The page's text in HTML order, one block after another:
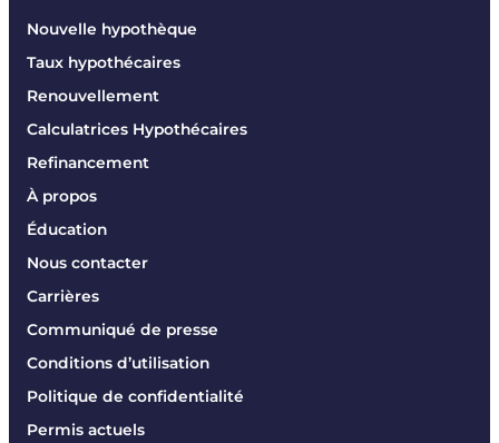
Nouvelle hypothèque
Taux hypothécaires
Renouvellement
Calculatrices Hypothécaires
Refinancement
À propos
Éducation
Nous contacter
Carrières
Communiqué de presse
Conditions d’utilisation
Politique de confidentialité
Permis actuels